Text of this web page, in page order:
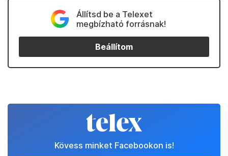
Állítsd be a Telexet
megbízható forrásnak!
Beállítom
Kövess minket Facebookon is!